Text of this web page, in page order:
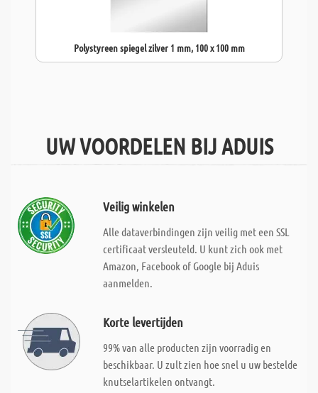
Polystyreen spiegel zilver 1 mm, 100 x 100 mm
UW VOORDELEN BIJ ADUIS
Veilig winkelen
Alle dataverbindingen zijn veilig met een SSL
certificaat versleuteld. U kunt zich ook met
Amazon, Facebook of Google bij Aduis
aanmelden.
Korte levertijden
99% van alle producten zijn voorradig en
beschikbaar. U zult zien hoe snel u uw bestelde
knutselartikelen ontvangt.